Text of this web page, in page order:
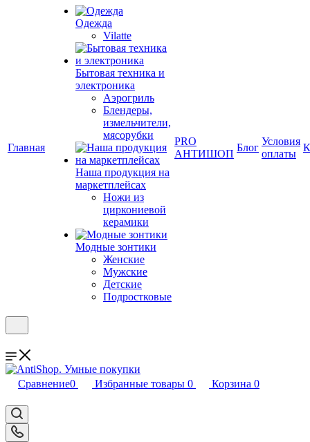
Главная
Одежда
Vilatte
Бытовая техника и
электроника
Аэрогриль
Блендеры,
измельчители,
мясорубки
Наша продукция на
маркетплейсах
Ножи из
циркониевой
керамики
Модные зонтики
Женские
Мужские
Детские
Подростковые
PRO
АНТИШОП
Блог
Условия
оплаты
Сравнение0 Избранные товары 0 Корзина 0